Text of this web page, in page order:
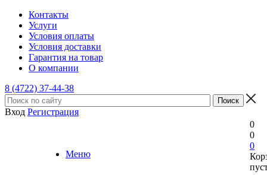
Контакты
Услуги
Условия оплаты
Условия доставки
Гарантия на товар
О компании
8 (4722) 37-44-38
Вход Регистрация
Меню
0
0
0